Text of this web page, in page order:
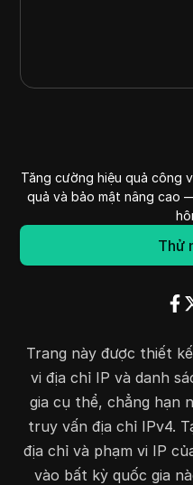
Tăng cường hiệu quả công
quả và bảo mật nâng cao
Thử
Trang này được thiết
vi địa chỉ IP và danh
gia cụ thể, chẳng hạn
truy vấn địa chỉ IPv4.
địa chỉ và phạm vi IP
vào bất kỳ quốc gia